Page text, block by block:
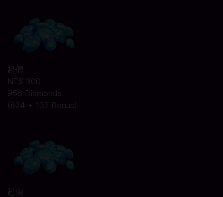
起價
NT$ 300
956 Diamonds
(824 + 132 Bonus)
起價